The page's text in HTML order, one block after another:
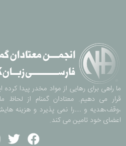
ما راهی برای رهایی از مواد مخدر پیدا کرده
قرار می دهیم. معتادان گمنام از لحاظ
،وقف،هدیه و …را نمی پذیرد و هزینه
اعضای خود تامین می کند.